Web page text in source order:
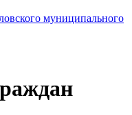
муниципального